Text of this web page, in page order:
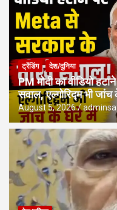
ट्रेंडिंग देश/दुनिया
PM मोदी का वीडियो
सवाल, एल्गोरिद्म भी
August 5, 2026